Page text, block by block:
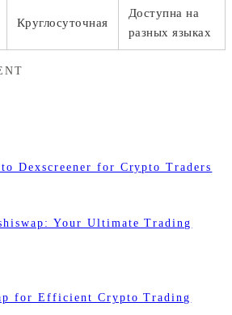
Круглосуточная
Доступна на
разных языках
Dexscreener for Crypto Traders
Your Ultimate Trading
for Efficient Crypto Trading